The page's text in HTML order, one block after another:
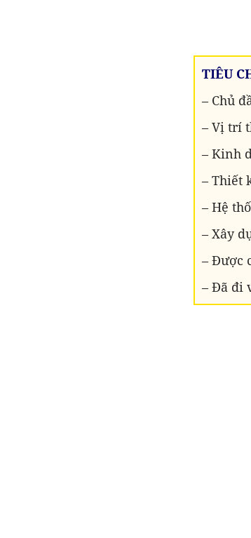
TIÊU
– Chủ
– Vị trí
– Kinh
– Thiết
– Hệ
– Xây
– Được
– Đã đi